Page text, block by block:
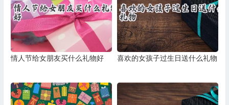
情人节给女朋友买什么礼物好 喜欢的女孩子过生日送什么礼物